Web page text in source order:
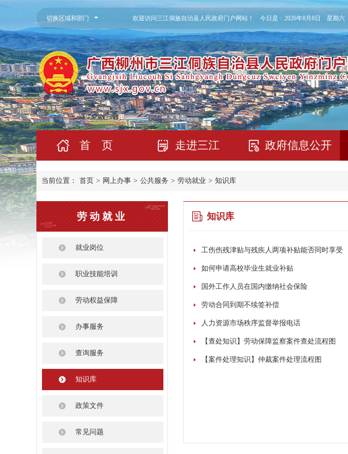
切换区域和部门 欢迎访问三江侗族自治县人民政府门户网站！ 今日是： 2026年8月8日 星期六
首 页 走进三江 政府信息公开
当前位置： 首页 > 网上办事 > 公共服务 > 劳动就业 > 知识库
劳动就业
就业岗位
职业技能培训
劳动权益保障
办事服务
查询服务
知识库
政策文件
常见问题
知识库
工伤伤残津贴与残疾人两项补贴能否同时享受
如何申请高校毕业生就业补贴
国外工作人员在国内缴纳社会保险
劳动合同到期不续签补偿
人力资源市场秩序监督举报电话
【查处知识】劳动保障监察案件查处流程图
【案件处理知识】仲裁案件处理流程图